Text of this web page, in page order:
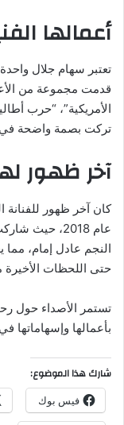
أعمالها
تعتبر سهام جلال
قدمت مجموعة من
الأمريكية”، “حرب
تركت بصمة واضحة في
آخر ظهور
كان آخر ظهور
عام 2018،
النجم عادل إمام، مما
حتى اللحظات الأخيرة
تستمر الأصداء حول
بأعمالها وإسهاماتها
شارك هذا الموضوع:
فيس بوك